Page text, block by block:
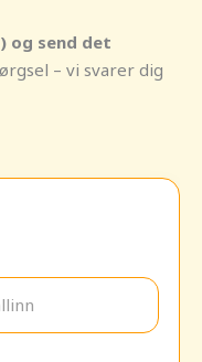
og send det
– vi svarer dig